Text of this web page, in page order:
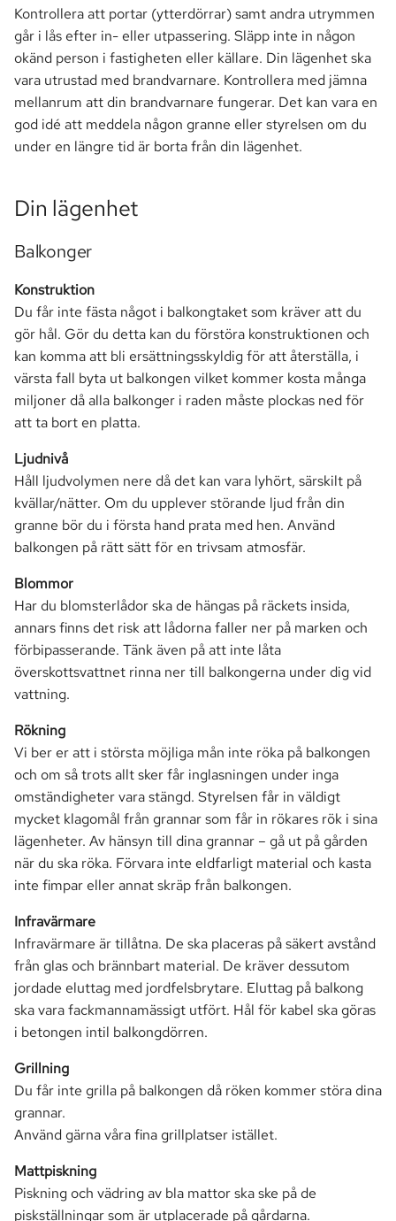
Kontrollera att portar (ytterdörrar) samt andra utrymmen
går i lås efter in- eller utpassering. Släpp inte in någon
okänd person i fastigheten eller källare. Din lägenhet ska
vara utrustad med brandvarnare. Kontrollera med jämna
mellanrum att din brandvarnare fungerar. Det kan vara en
god idé att meddela någon granne eller styrelsen om du
under en längre tid är borta från din lägenhet.
Din lägenhet
Balkonger
Konstruktion
Du får inte fästa något i balkongtaket som kräver att du
gör hål. Gör du detta kan du förstöra konstruktionen och
kan komma att bli ersättningsskyldig för att återställa, i
värsta fall byta ut balkongen vilket kommer kosta många
miljoner då alla balkonger i raden måste plockas ned för
att ta bort en platta.
Ljudnivå
Håll ljudvolymen nere då det kan vara lyhört, särskilt på
kvällar/nätter. Om du upplever störande ljud från din
granne bör du i första hand prata med hen. Använd
balkongen på rätt sätt för en trivsam atmosfär.
Blommor
Har du blomsterlådor ska de hängas på räckets insida,
annars finns det risk att lådorna faller ner på marken och
förbipasserande. Tänk även på att inte låta
överskottsvattnet rinna ner till balkongerna under dig vid
vattning.
Rökning
Vi ber er att i största möjliga mån inte röka på balkongen
och om så trots allt sker får inglasningen under inga
omständigheter vara stängd. Styrelsen får in väldigt
mycket klagomål från grannar som får in rökares rök i sina
lägenheter. Av hänsyn till dina grannar – gå ut på gården
när du ska röka. Förvara inte eldfarligt material och kasta
inte fimpar eller annat skräp från balkongen.
Infravärmare
Infravärmare är tillåtna. De ska placeras på säkert avstånd
från glas och brännbart material. De kräver dessutom
jordade eluttag med jordfelsbrytare. Eluttag på balkong
ska vara fackmannamässigt utfört. Hål för kabel ska göras
i betongen intil balkongdörren.
Grillning
Du får inte grilla på balkongen då röken kommer störa dina
grannar.
Använd gärna våra fina grillplatser istället.
Mattpiskning
Piskning och vädring av bla mattor ska ske på de
piskställningar som är utplacerade på gårdarna.